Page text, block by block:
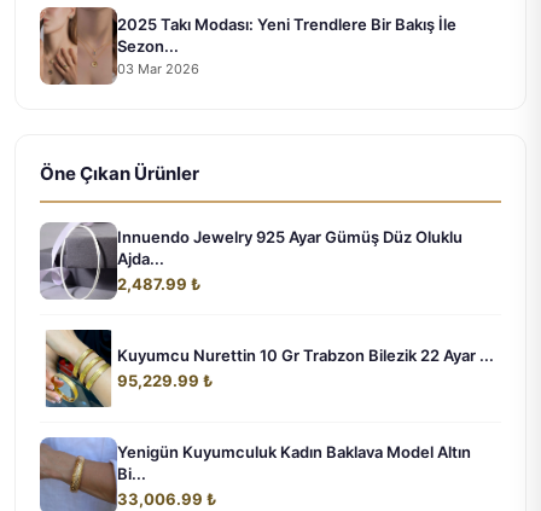
2025 Takı Modası: Yeni Trendlere Bir Bakış İle
Sezon...
03 Mar 2026
Öne Çıkan Ürünler
Innuendo Jewelry 925 Ayar Gümüş Düz Oluklu
Ajda...
2,487.99 ₺
Kuyumcu Nurettin 10 Gr Trabzon Bilezik 22 Ayar ...
95,229.99 ₺
Yenigün Kuyumculuk Kadın Baklava Model Altın
Bi...
33,006.99 ₺